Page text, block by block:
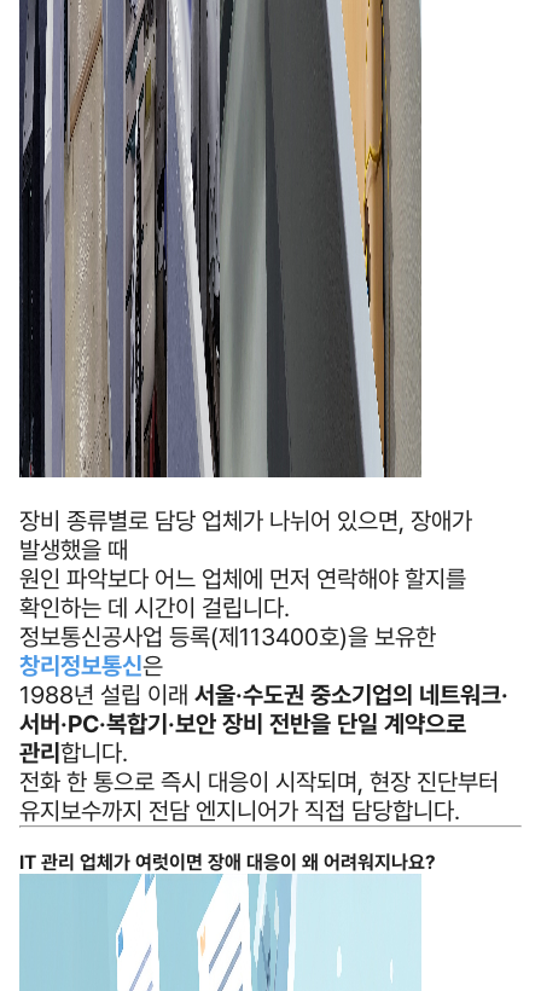
장비 종류별로 담당 업체가 나뉘어 있으면, 장애가
발생했을 때
원인 파악보다 어느 업체에 먼저 연락해야 할지를
확인하는 데 시간이 걸립니다.
정보통신공사업 등록(제113400호)을 보유한
창리정보통신은
1988년 설립 이래 서울·수도권 중소기업의 네트워크·
서버·PC·복합기·보안 장비 전반을 단일 계약으로
관리 합니다.
전화 한 통으로 즉시 대응이 시작되며, 현장 진단부터
유지보수까지 전담 엔지니어가 직접 담당합니다.
IT 관리 업체가 여럿이면 장애 대응이 왜 어려워지나요?